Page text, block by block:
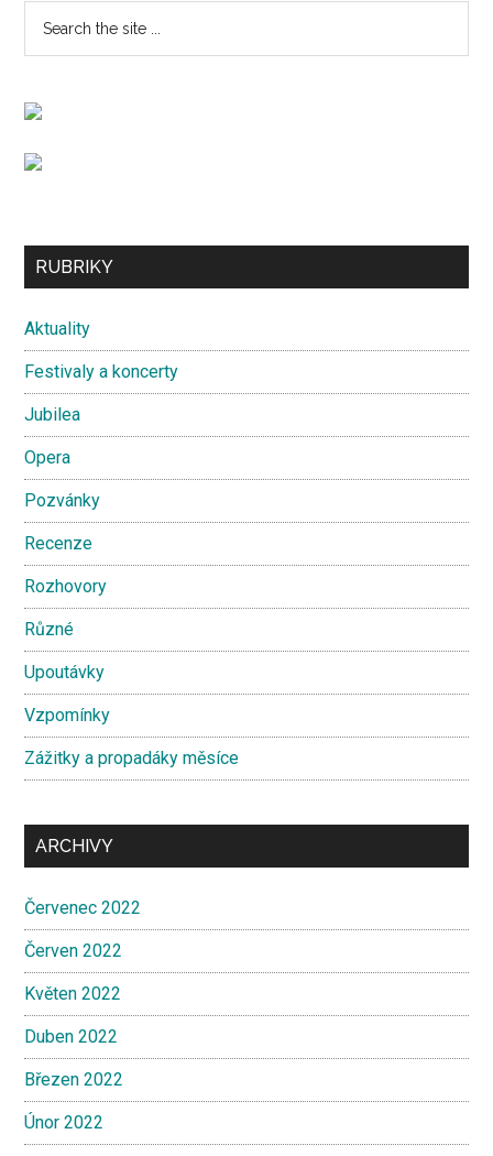
jejími
Primary
Sidebar
...
Secondary
RUBRIKY
Aktuality
Festivaly a koncerty
Jubilea
Opera
Pozvánky
Recenze
Rozhovory
Různé
Upoutávky
Vzpomínky
Zážitky a propadáky měsíce
ARCHIVY
Červenec 2022
Červen 2022
Květen 2022
Duben 2022
Březen 2022
Únor 2022